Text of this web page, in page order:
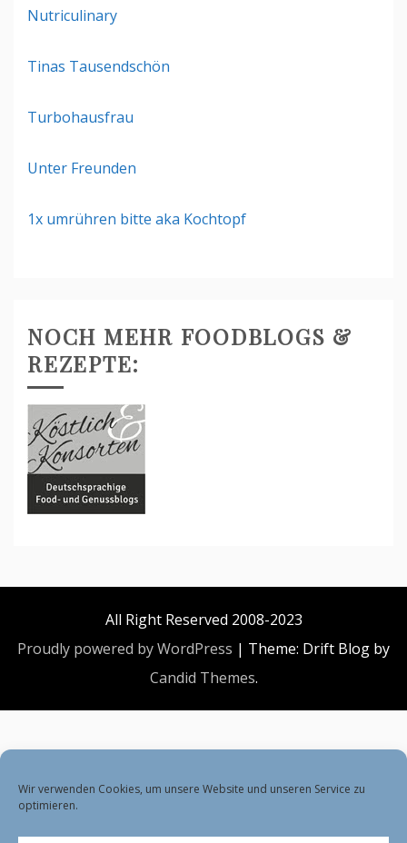
Wir verwenden Cookies, um unsere Website und unseren Service zu
optimieren.
Nutriculinary
Tinas Tausendschön
Turbohausfrau
Unter Freunden
1x umrühren bitte aka Kochtopf
NOCH MEHR FOODBLOGS &
REZEPTE:
All Right Reserved 2008-2023
Proudly powered by WordPress | Theme: Drift Blog by
Candid Themes.